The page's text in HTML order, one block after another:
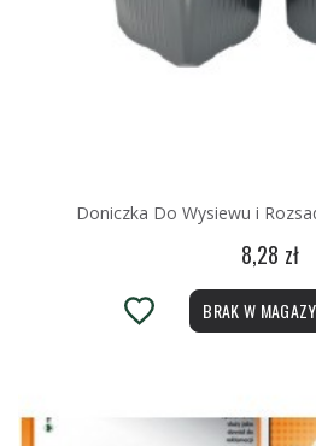
Doniczka Do Wysiewu i
8,28 zł
BRAK W